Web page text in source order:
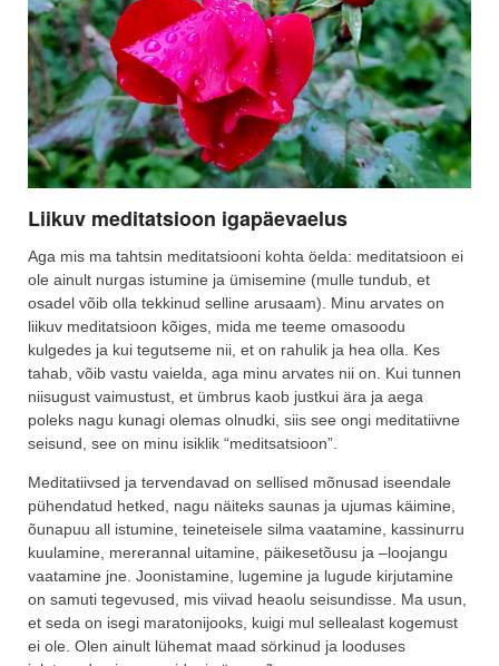
Liikuv meditatsioon igapäevaelus
Aga mis ma tahtsin meditatsiooni kohta öelda: meditatsioon ei
ole ainult nurgas istumine ja ümisemine (mulle tundub, et
osadel võib olla tekkinud selline arusaam). Minu arvates on
liikuv meditatsioon kõiges, mida me teeme omasoodu
kulgedes ja kui tegutseme nii, et on rahulik ja hea olla. Kes
tahab, võib vastu vaielda, aga minu arvates nii on. Kui tunnen
niisugust vaimustust, et ümbrus kaob justkui ära ja aega
poleks nagu kunagi olemas olnudki, siis see ongi meditatiivne
seisund, see on minu isiklik “meditsatsioon”.
Meditatiivsed ja tervendavad on sellised mõnusad iseendale
pühendatud hetked, nagu näiteks saunas ja ujumas käimine,
õunapuu all istumine, teineteisele silma vaatamine, kassinurru
kuulamine, mererannal uitamine, päikesetõusu ja –loojangu
vaatamine jne. Joonistamine, lugemine ja lugude kirjutamine
on samuti tegevused, mis viivad heaolu seisundisse. Ma usun,
et seda on isegi maratonijooks, kuigi mul sellealast kogemust
ei ole. Olen ainult lühemat maad sörkinud ja looduses